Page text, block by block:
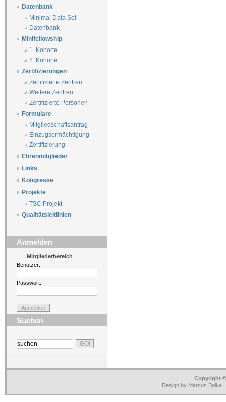
Datenbank
Minimal Data Set
Datenbank
Minifellowship
1. Kohorte
2. Kohorte
Zertifizierungen
Zertifizierte Zentren
Weitere Zentren
Zertifizierte Personen
Formulare
Mitgliedschaftsantrag
Einzugsermächtigung
Zertifizierung
Ehrenmitglieder
Links
Kongresse
Projekte
TSC Projekt
Qualitätsleitlinien
Anmelden
Mitgliederbereich
Benutzer:
Passwort:
Suchen
Copyright
Design by Marcus Belke